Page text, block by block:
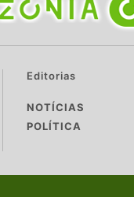
Editorias
NOTÍCIAS
POLÍTICA